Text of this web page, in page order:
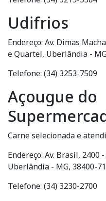
Udifrios
Endereço: Av. Dimas
e Quartel, Uberlândia -
Telefone: (34) 3253-7509
Açougue do
Carne selecionada e
Endereço: Av. Brasil, 2400
Uberlândia - MG, 38400-
Telefone: (34) 3230-2700